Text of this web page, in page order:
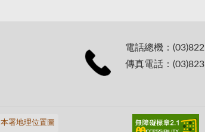
電話總機：
傳真電話：
本署地理位置圖